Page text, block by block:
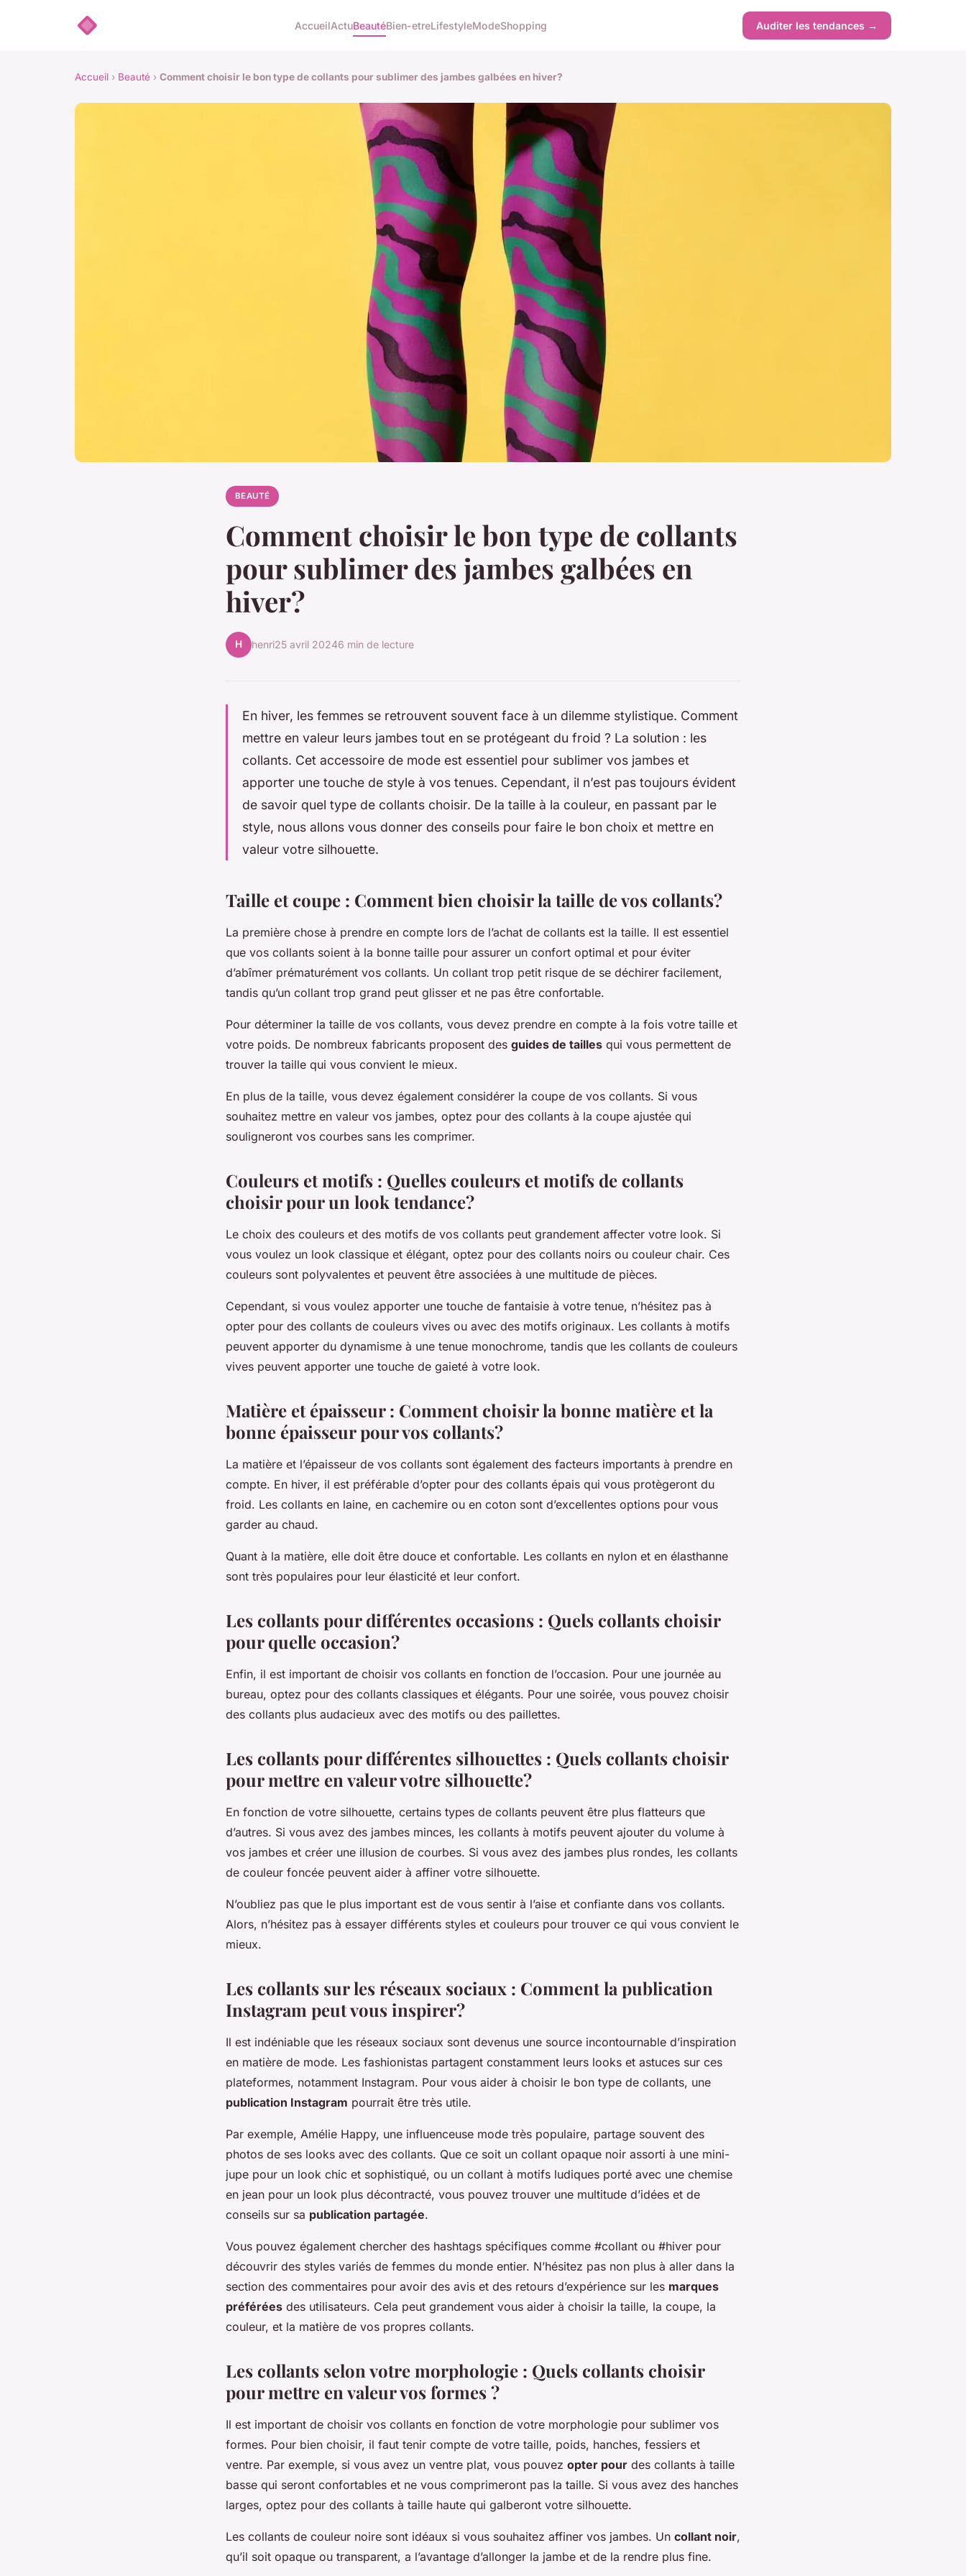
AccueilActuBeautéBien-etreLifestyleModeShopping Auditer les tendances →
Accueil › Beauté › Comment choisir le bon type de collants pour sublimer des jambes galbées en hiver?
BEAUTÉ
Comment choisir le bon type de collants
pour sublimer des jambes galbées en
hiver?
H henri25 avril 20246 min de lecture
En hiver, les femmes se retrouvent souvent face à un dilemme stylistique. Comment
mettre en valeur leurs jambes tout en se protégeant du froid ? La solution : les
collants. Cet accessoire de mode est essentiel pour sublimer vos jambes et
apporter une touche de style à vos tenues. Cependant, il n’est pas toujours évident
de savoir quel type de collants choisir. De la taille à la couleur, en passant par le
style, nous allons vous donner des conseils pour faire le bon choix et mettre en
valeur votre silhouette.
Taille et coupe : Comment bien choisir la taille de vos collants?
La première chose à prendre en compte lors de l’achat de collants est la taille. Il est essentiel
que vos collants soient à la bonne taille pour assurer un confort optimal et pour éviter
d’abîmer prématurément vos collants. Un collant trop petit risque de se déchirer facilement,
tandis qu’un collant trop grand peut glisser et ne pas être confortable.
Pour déterminer la taille de vos collants, vous devez prendre en compte à la fois votre taille et
votre poids. De nombreux fabricants proposent des guides de tailles qui vous permettent de
trouver la taille qui vous convient le mieux.
En plus de la taille, vous devez également considérer la coupe de vos collants. Si vous
souhaitez mettre en valeur vos jambes, optez pour des collants à la coupe ajustée qui
souligneront vos courbes sans les comprimer.
Couleurs et motifs : Quelles couleurs et motifs de collants
choisir pour un look tendance?
Le choix des couleurs et des motifs de vos collants peut grandement affecter votre look. Si
vous voulez un look classique et élégant, optez pour des collants noirs ou couleur chair. Ces
couleurs sont polyvalentes et peuvent être associées à une multitude de pièces.
Cependant, si vous voulez apporter une touche de fantaisie à votre tenue, n’hésitez pas à
opter pour des collants de couleurs vives ou avec des motifs originaux. Les collants à motifs
peuvent apporter du dynamisme à une tenue monochrome, tandis que les collants de couleurs
vives peuvent apporter une touche de gaieté à votre look.
Matière et épaisseur : Comment choisir la bonne matière et la
bonne épaisseur pour vos collants?
La matière et l’épaisseur de vos collants sont également des facteurs importants à prendre en
compte. En hiver, il est préférable d’opter pour des collants épais qui vous protègeront du
froid. Les collants en laine, en cachemire ou en coton sont d’excellentes options pour vous
garder au chaud.
Quant à la matière, elle doit être douce et confortable. Les collants en nylon et en élasthanne
sont très populaires pour leur élasticité et leur confort.
Les collants pour différentes occasions : Quels collants choisir
pour quelle occasion?
Enfin, il est important de choisir vos collants en fonction de l’occasion. Pour une journée au
bureau, optez pour des collants classiques et élégants. Pour une soirée, vous pouvez choisir
des collants plus audacieux avec des motifs ou des paillettes.
Les collants pour différentes silhouettes : Quels collants choisir
pour mettre en valeur votre silhouette?
En fonction de votre silhouette, certains types de collants peuvent être plus flatteurs que
d’autres. Si vous avez des jambes minces, les collants à motifs peuvent ajouter du volume à
vos jambes et créer une illusion de courbes. Si vous avez des jambes plus rondes, les collants
de couleur foncée peuvent aider à affiner votre silhouette.
N’oubliez pas que le plus important est de vous sentir à l’aise et confiante dans vos collants.
Alors, n’hésitez pas à essayer différents styles et couleurs pour trouver ce qui vous convient le
mieux.
Les collants sur les réseaux sociaux : Comment la publication
Instagram peut vous inspirer?
Il est indéniable que les réseaux sociaux sont devenus une source incontournable d’inspiration
en matière de mode. Les fashionistas partagent constamment leurs looks et astuces sur ces
plateformes, notamment Instagram. Pour vous aider à choisir le bon type de collants, une
publication Instagram pourrait être très utile.
Par exemple, Amélie Happy, une influenceuse mode très populaire, partage souvent des
photos de ses looks avec des collants. Que ce soit un collant opaque noir assorti à une mini-
jupe pour un look chic et sophistiqué, ou un collant à motifs ludiques porté avec une chemise
en jean pour un look plus décontracté, vous pouvez trouver une multitude d’idées et de
conseils sur sa publication partagée.
Vous pouvez également chercher des hashtags spécifiques comme #collant ou #hiver pour
découvrir des styles variés de femmes du monde entier. N’hésitez pas non plus à aller dans la
section des commentaires pour avoir des avis et des retours d’expérience sur les marques
préférées des utilisateurs. Cela peut grandement vous aider à choisir la taille, la coupe, la
couleur, et la matière de vos propres collants.
Les collants selon votre morphologie : Quels collants choisir
pour mettre en valeur vos formes ?
Il est important de choisir vos collants en fonction de votre morphologie pour sublimer vos
formes. Pour bien choisir, il faut tenir compte de votre taille, poids, hanches, fessiers et
ventre. Par exemple, si vous avez un ventre plat, vous pouvez opter pour des collants à taille
basse qui seront confortables et ne vous comprimeront pas la taille. Si vous avez des hanches
larges, optez pour des collants à taille haute qui galberont votre silhouette.
Les collants de couleur noire sont idéaux si vous souhaitez affiner vos jambes. Un collant noir,
qu’il soit opaque ou transparent, a l’avantage d’allonger la jambe et de la rendre plus fine.